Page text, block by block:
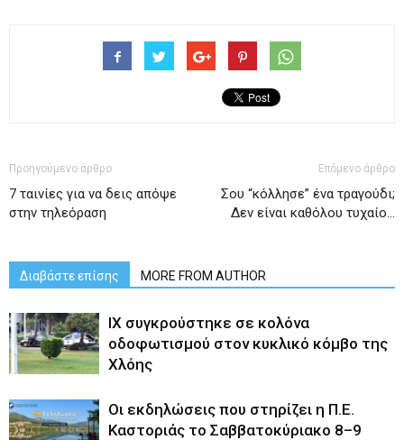
Προηγούμενο άρθρο
7 ταινίες για να δεις απόψε
στην τηλεόραση
Επόμενο άρθρο
Σου “κόλλησε” ένα τραγούδι;
Δεν είναι καθόλου τυχαίο…
Διαβάστε επίσης MORE FROM AUTHOR
ΙΧ συγκρούστηκε σε κολόνα
οδοφωτισμού στον κυκλικό κόμβο της
Χλόης
Οι εκδηλώσεις που στηρίζει η Π.Ε.
Καστοριάς το Σαββατοκύριακο 8–9